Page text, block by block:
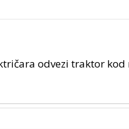
odvezi traktor kod